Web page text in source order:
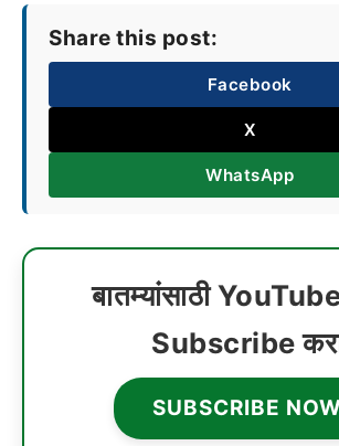
Share this post:
Facebook
X
WhatsApp
बातम्यांसाठी
Subscribe
SUBSCRIBE